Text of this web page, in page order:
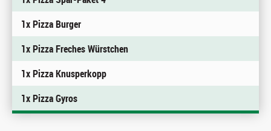
1x Pizza Burger
1x Pizza Freches Würstchen
1x Pizza Knusperkopp
1x Pizza Gyros